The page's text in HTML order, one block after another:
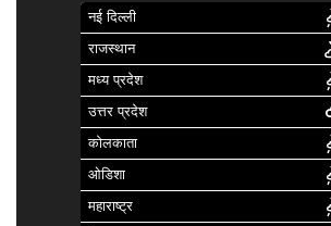
नई दिल्ली
राजस्थान
मध्य प्रदेश
उत्तर प्रदेश
कोलकाता
ओडिशा
महाराष्ट्र